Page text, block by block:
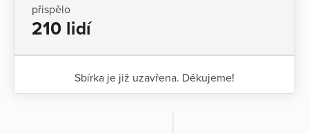
přispělo
210 lidí
Sbírka je již uzavřena. Děkujeme!